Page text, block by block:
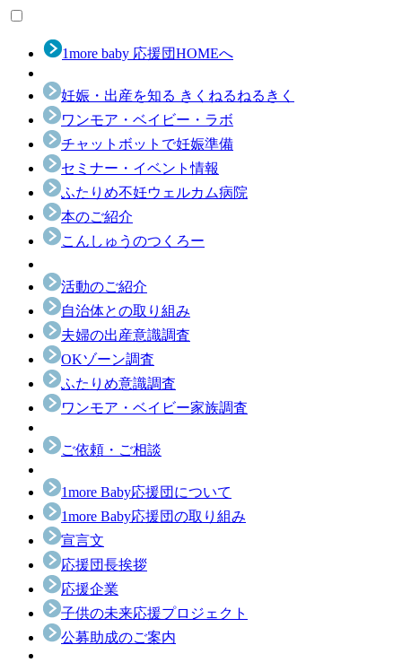
1more baby 応援団HOMEへ
妊娠・出産を知る きくねるねるきく
ワンモア・ベイビー・ラボ
チャットボットで妊娠準備
セミナー・イベント情報
ふたりめ不妊ウェルカム病院
本のご紹介
こんしゅうのつくろー
活動のご紹介
自治体との取り組み
夫婦の出産意識調査
OKゾーン調査
ふたりめ意識調査
ワンモア・ベイビー家族調査
ご依頼・ご相談
1more Baby応援団について
1more Baby応援団の取り組み
宣言文
応援団長挨拶
応援企業
子供の未来応援プロジェクト
公募助成のご案内